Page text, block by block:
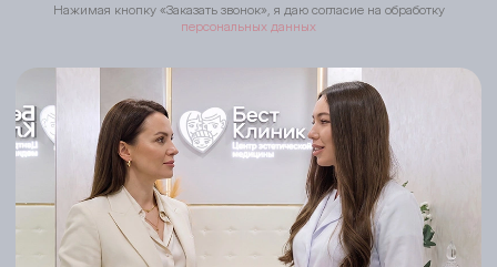
Нажимая кнопку «Заказать звонок», я даю согласие на обработку
персональных данных